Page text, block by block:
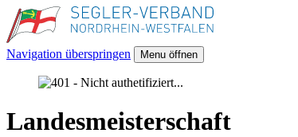
Navigation überspringen Menu öffnen
Landesmeisterschaft